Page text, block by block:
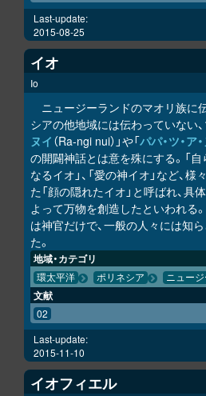
Last-update:
2015-08-25
イオ
Io
ニュージーランドのマオリ族に
シアの他地域には伝わっていない
ヌイ （Ra-ngi nui）」や「パパ・ツ・ア
の開闢神話とは意を殊にする。「自
なるイオ」、「愛の神イオ」など、
た「顔の隠れたイオ」と呼ばれ、具
よって万物を創造したといわれる
は神官だけで、一般の人々には知
た。
地域・カテゴリ
環太平洋 ポリネシア ニュー
文献
02
Last-update:
2015-11-10
イオフィエル